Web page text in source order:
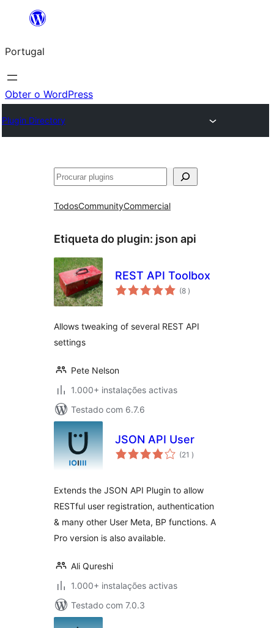
Saltar
o
conteúdo
Portugal
Obter o WordPress
Plugin Directory
Pesquisar
TodosCommunityCommercial
Etiqueta do plugin: json api
REST API Toolbox
(8 classificações
)
Allows tweaking of several REST API
settings
Pete Nelson
1.000+ instalações activas
Testado com 6.7.6
JSON API User
(21 classificações
)
Extends the JSON API Plugin to allow
RESTful user registration, authentication
& many other User Meta, BP functions. A
Pro version is also available.
Ali Qureshi
1.000+ instalações activas
Testado com 7.0.3